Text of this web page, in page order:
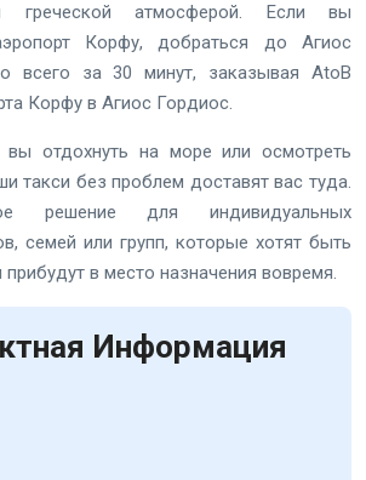
греческой атмосферой. Если вы
Корфу, добраться до Агиос
всего за 30 минут, заказывая AtoB
Корфу в Агиос Гордиос.
вы отдохнуть на море или осмотреть
такси без проблем доставят вас туда.
решение для индивидуальных
семей или групп, которые хотят быть
в место назначения вовремя.
Информация